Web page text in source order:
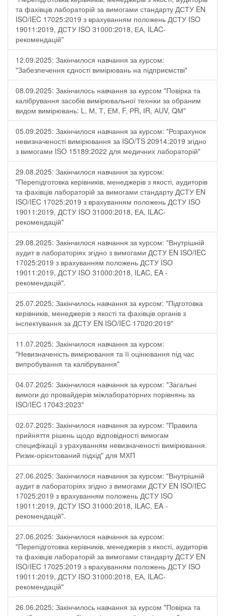
та фахівців лабораторій за вимогами стандарту ДСТУ EN
ISO/IEC 17025:2019 з врахуванням положень ДСТУ ISO
19011:2019, ДСТУ ISO 31000:2018, ЕА, ILAC-
рекомендацій"
12.09.2025: Закінчилося навчання за курсом:
"Забезпечення єдності вимірювань на підприємстві"
08.09.2025: Закінчилось навчання за курсом "Повірка та
калібрування засобів вимірювальної техніки за обраним
видом вимірювань: L, М, Т, ЕМ, F, РR, ІR, АUV, QМ"
05.09.2025: Закінчилося навчання за курсом: "Розрахунок
невизначеності вимірювання за ISO/TS 20914:2019 згідно
з вимогами ISO 15189:2022 для медичних лабораторій"
29.08.2025: Закінчилося навчання за курсом:
"Перепідготовка керівників, менеджерів з якості, аудиторів
та фахівців лабораторій за вимогами стандарту ДСТУ EN
ISO/IEC 17025:2019 з врахуванням положень ДСТУ ISO
19011:2019, ДСТУ ISO 31000:2018, ЕА, ILAC-
рекомендацій"
29.08.2025: Закінчилося навчання за курсом: "Внутрішній
аудит в лабораторіях згідно з вимогами ДСТУ EN ISO/IEC
17025:2019 з врахуванням положень ДСТУ ISO
19011:2019, ДСТУ ISO 31000:2018, ILAC, EA -
рекомендацій".
25.07.2025: Закінчилось навчання за курсом: "Підготовка
керівників, менеджерів з якості та фахівців органів з
інспектування за ДСТУ EN ISO/IEC 17020:2019"
11.07.2025: Закінчилося навчання за курсом:
"Невизначеність вимірювання та її оцінювання під час
випробування та калібрування"
04.07.2025: Закінчилося навчання за курсом: "Загальні
вимоги до провайдерів міжлабораторних порівнянь за
ISO/IEC 17043:2023"
02.07.2025: Закінчилося навчання за курсом: "Правила
прийняття рішень щодо відповідності вимогам
специфікації з урахуванням невизначеності вимірювання.
Ризик-орієнтований підхід" для МХП
27.06.2025: Закінчилося навчання за курсом: "Внутрішній
аудит в лабораторіях згідно з вимогами ДСТУ EN ISO/IEC
17025:2019 з врахуванням положень ДСТУ ISO
19011:2019, ДСТУ ISO 31000:2018, ILAC, EA -
рекомендацій".
27.06.2025: Закінчилося навчання за курсом:
"Перепідготовка керівників, менеджерів з якості, аудиторів
та фахівців лабораторій за вимогами стандарту ДСТУ EN
ISO/IEC 17025:2019 з врахуванням положень ДСТУ ISO
19011:2019, ДСТУ ISO 31000:2018, ЕА, ILAC-
рекомендацій"
26.06.2025: Закінчилось навчання за курсом "Повірка та